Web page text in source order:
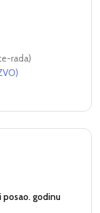
rada)
posao. godinu